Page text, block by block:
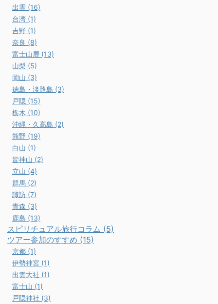
出雲 (16)
台湾 (1)
吉野 (1)
奈良 (8)
富士山麓 (13)
山梨 (5)
岡山 (3)
徳島・淡路島 (3)
戸隠 (15)
栃木 (10)
沖縄・久高島 (2)
熊野 (19)
白山 (1)
皆神山 (2)
立山 (4)
群馬 (2)
諏訪 (7)
青森 (3)
鹿島 (13)
スピリチュアル旅行コラム (5)
ツアー参加のすすめ (15)
京都 (1)
伊勢神宮 (1)
出雲大社 (1)
富士山 (1)
戸隠神社 (3)